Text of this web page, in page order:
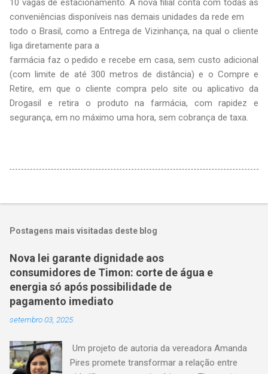
10 vagas de estacionamento. A nova filial conta com todas as
conveniências disponíveis nas demais unidades da rede em
todo o Brasil, como a Entrega de Vizinhança, na qual o cliente
liga diretamente para a
farmácia faz o pedido e recebe em casa, sem custo adicional
(com limite de até 300 metros de distância) e o Compre e
Retire, em que o cliente compra pelo site ou aplicativo da
Drogasil e retira o produto na farmácia, com rapidez e
segurança, em no máximo uma hora, sem cobrança de taxa.
Postagens mais visitadas deste blog
Nova lei garante dignidade aos
consumidores de Timon: corte de água e
energia só após possibilidade de
pagamento imediato
setembro 03, 2025
Um projeto de autoria da vereadora Amanda
Pires promete transformar a relação entre